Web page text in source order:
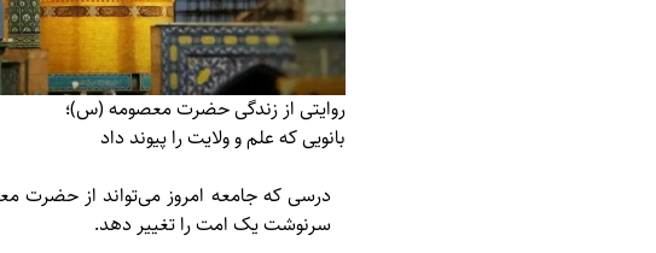
روایتی از زندگی حضرت معصومه (س)؛
بانویی که علم و ولایت را پیوند داد
درسی که جامعه امروز می‌تواند از حضرت
سرنوشت یک امت را تغییر دهد.